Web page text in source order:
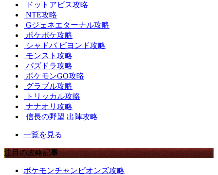
ドットアビス攻略
NTE攻略
Gジェネエターナル攻略
ポケポケ攻略
シャドバ ビヨンド攻略
モンスト攻略
パズドラ攻略
ポケモンGO攻略
グラブル攻略
トリッカル攻略
ナナオリ攻略
信長の野望 出陣攻略
一覧を見る
注目の攻略記事
ポケモンチャンピオンズ攻略